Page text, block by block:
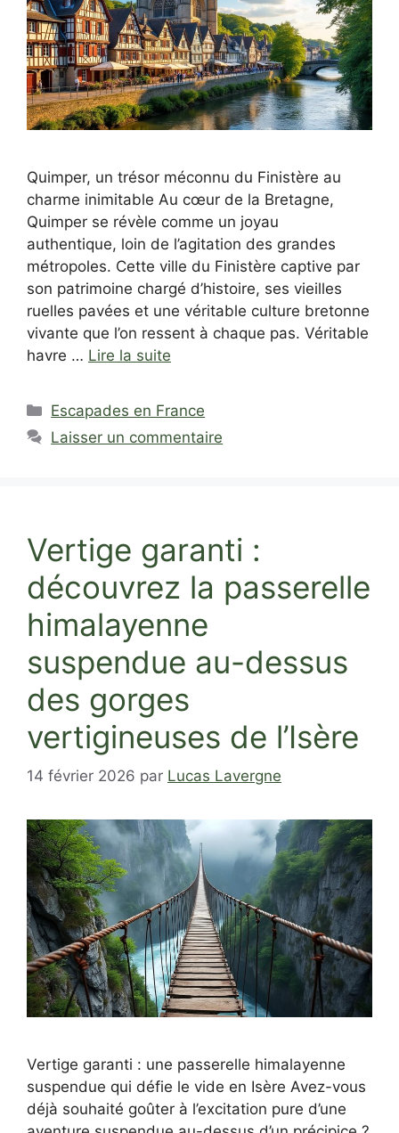
Quimper, un trésor méconnu du Finistère au
charme inimitable Au cœur de la Bretagne,
Quimper se révèle comme un joyau
authentique, loin de l’agitation des grandes
métropoles. Cette ville du Finistère captive par
son patrimoine chargé d’histoire, ses vieilles
ruelles pavées et une véritable culture bretonne
vivante que l’on ressent à chaque pas. Véritable
havre … Lire la suite
Catégories
Escapades en France
Laisser un commentaire
Vertige garanti :
découvrez la passerelle
himalayenne
suspendue au-dessus
des gorges
vertigineuses de l’Isère
14 février 2026 par Lucas Lavergne
Vertige garanti : une passerelle himalayenne
suspendue qui défie le vide en Isère Avez-vous
déjà souhaité goûter à l’excitation pure d’une